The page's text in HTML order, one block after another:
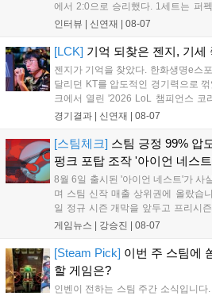
에서 2:0으로 승리했다. 1세트는 퍼
를 벌리며 25분 만에 승리하면서 말
하며 POM에 선정됐...
인터뷰 | 신연재 08-07
[LCK] 기억 되찾은 젠지, 기세
젠지가 기억을 찾았다. 한화생명e스
달리던 KT를 압도적인 경기력으로
크에서 열린 '2026 LoL 챔피언스 코
드 레전드 그룹, kt 롤스터와 젠지 e
기억을 되찾기라도 한 듯 1,...
경기결과 | 신연재 08-07
[스팀체크] 스팀 긍정 99% 압
펑크 포탑 조작 '아이언 네스
8월 6일 출시된 '아이언 네스트'가 사
며 스팀 신작 매출 상위권에 올랐습
일 정규 시즌 개막을 앞두고 프리시
기록했습니다. 25주년을 맞은 '고스
'마블 투혼: 파이팅 소울즈'와 레트
리'도 스팀에 정식 출시되었습니다....
게임뉴스 | 강승진 08-07
[Steam Pick] 이번 주 스팀에
할 게임은?
인벤이 전하는 스팀 주간 소식입니다